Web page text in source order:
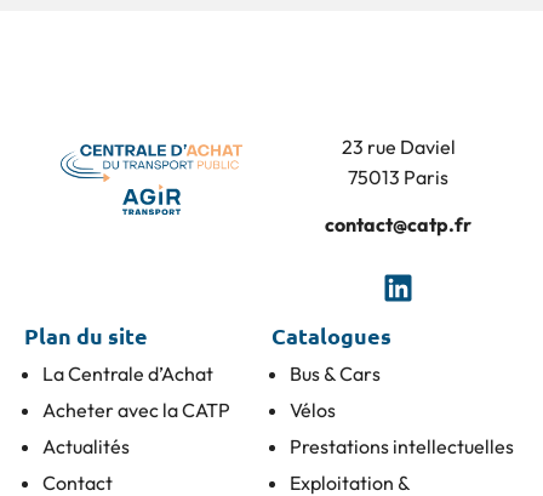
23 rue Daviel
75013 Paris
contact@catp.fr
Plan du site
La Centrale d’Achat
Acheter avec la CATP
Actualités
Contact
Catalogues
Bus & Cars
Vélos
Prestations intellectuelles
Exploitation &